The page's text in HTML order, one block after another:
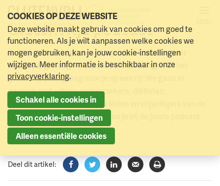
Naar menu Naar hoofdinhoud
Glutenvrije podcast
In deze podcast zetten we de juiste informatie over
coeliakie, glutengerelateerde aandoeningen en het
glutenvrij dieet graag voor je op een rij! We gaan in
gesprek met artsen, onderzoekers, diëtisten,
kinderdiëtisten en natuurlijk leden en vrijwilligers van de
NCV. Leef je glutenvrij? Dan ben je bij de juiste podcast
beland!
Deel dit artikel:
Facebook
TwitterLinkedInVerzenden
Printen
COOKIES OP DEZE WEBSITE
Deze website maakt gebruik van cookies om goed te
functioneren. Als je wilt aanpassen welke cookies we
mogen gebruiken, kan je jouw cookie-instellingen
wijzigen. Meer informatie is beschikbaar in onze
privacyverklaring.
Schakel alle cookies in
Toon cookie-instellingen
Alleen essentiële cookies